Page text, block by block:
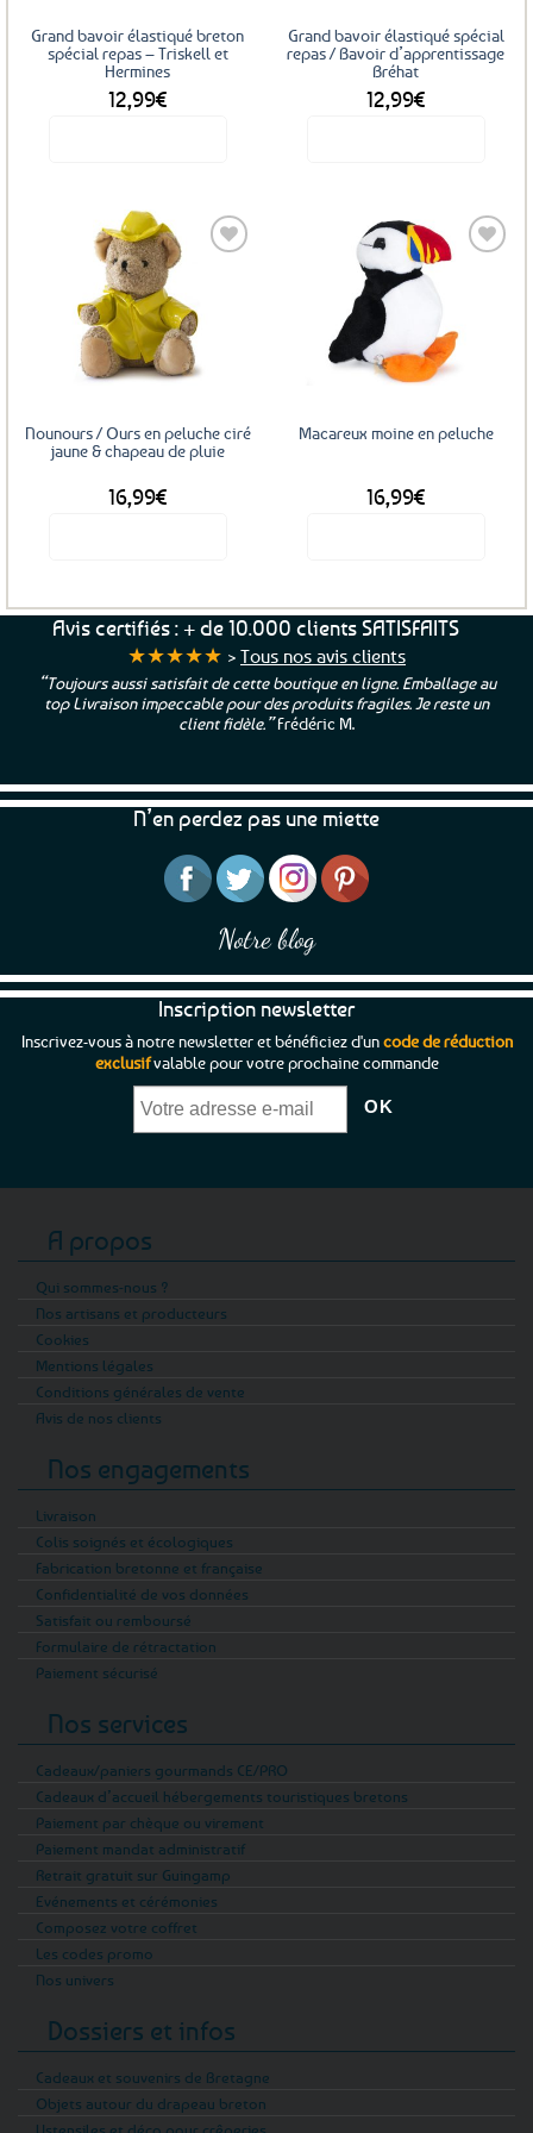
Grand bavoir élastiqué breton
spécial repas – Triskell et
Hermines
12,99€
sur
Grand bavoir élastiqué spécial
repas / Bavoir d’apprentissage
Bréhat
12,99€
Nounours / Ours en peluche ciré
jaune & chapeau de pluie
16,99€
favoris
Macareux moine en peluche
16,99€
Avis certifiés : + de 10.000 clients SATISFAITS
★★★★★ > Tous nos avis clients
“Toujours aussi satisfait de cette boutique en ligne. Emballage au
top Livraison impeccable pour des produits fragiles. Je reste un
client fidèle.”Frédéric M.
N’en perdez pas une miette
Notre blog
Inscription newsletter
Inscrivez-vous à notre newsletter et bénéficiez d'uncode de réduction
exclusifvalable pour votre prochaine commande
A propos
Qui sommes-nous ?
Nos artisans et producteurs
Cookies
Mentions légales
Conditions générales de vente
Avis de nos clients
Nos engagements
Livraison
Colis soignés et écologiques
Fabrication bretonne et française
Confidentialité de vos données
Satisfait ou remboursé
Formulaire de rétractation
Paiement sécurisé
Nos services
Cadeaux/paniers gourmands CE/PRO
Cadeaux d’accueil hébergements touristiques bretons
Paiement par chèque ou virement
Paiement mandat administratif
Retrait gratuit sur Guingamp
Evénements et cérémonies
Composez votre coffret
Les codes promo
Nos univers
Dossiers et infos
Cadeaux et souvenirs de Bretagne
Objets autour du drapeau breton
Ustensiles et déco pour crêperies